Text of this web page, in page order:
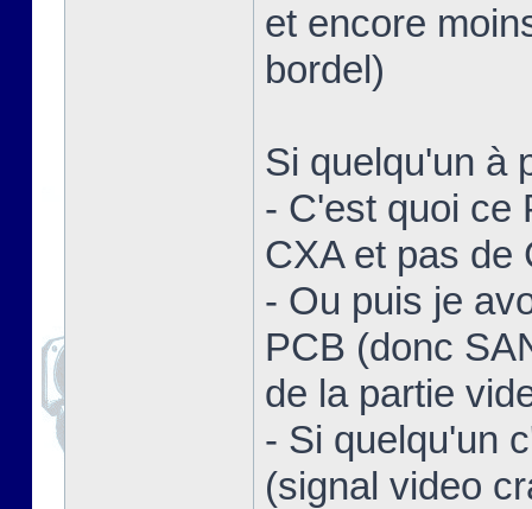
et encore
bordel)
Si quelqu'un à
- C'est quoi ce
CXA et pas de
- Ou puis je
PCB (donc
de la partie
- Si quelqu'un
(signal video